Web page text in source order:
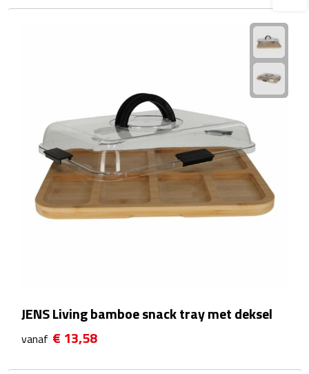
Bidons
Drinkflessen
Opvouwbare drinkfles
Drinkflessen met karabijnhaak
Waterflesjes
Waterflessen
JENS Living bamboe snack tray met deksel
vanaf € 13,58